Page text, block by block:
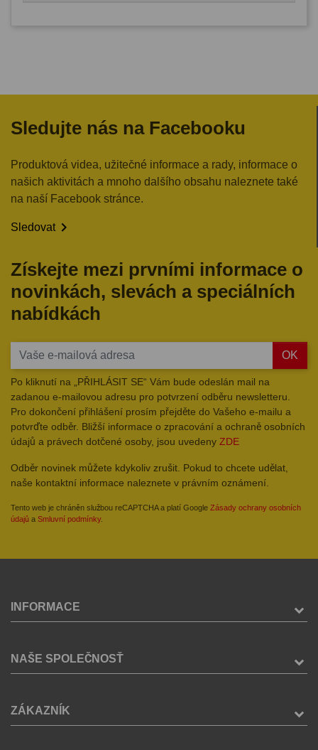
Sledujte nás na Facebooku
Produktová videa, užitečné informace a rady, informace o
našich aktivitách a mnoho dalšího obsahu naleznete také
na naší Facebook stránce.
Sledovat
Získejte mezi prvními informace o
novinkách, slevách a speciálních
nabídkách
OK
Po kliknutí na „PŘIHLÁSIT SE“ Vám bude odeslán mail na
zadanou e-mailovou adresu pro potvrzení odběru newsletteru.
Pro dokončení přihlášení prosím přejděte do Vašeho e-mailu a
potvrďte odběr. Bližší informace o zpracování a ochraně osobních
údajů a právech dotčené osoby, jsou uvedeny ZDE
Odběr novinek můžete kdykoliv zrušit. Pokud to chcete udělat,
naše kontaktní informace naleznete v právním oznámení.
Tento web je chráněn službou reCAPTCHA a platí Google Zásady ochrany osobních
údajů a Smluvní podmínky.
INFORMACE
NAŠE SPOLEČNOSŤ
ZÁKAZNÍK